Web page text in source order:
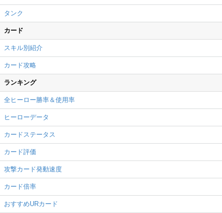
タンク
カード
スキル別紹介
カード攻略
ランキング
全ヒーロー勝率＆使用率
ヒーローデータ
カードステータス
カード評価
攻撃カード発動速度
カード倍率
おすすめURカード